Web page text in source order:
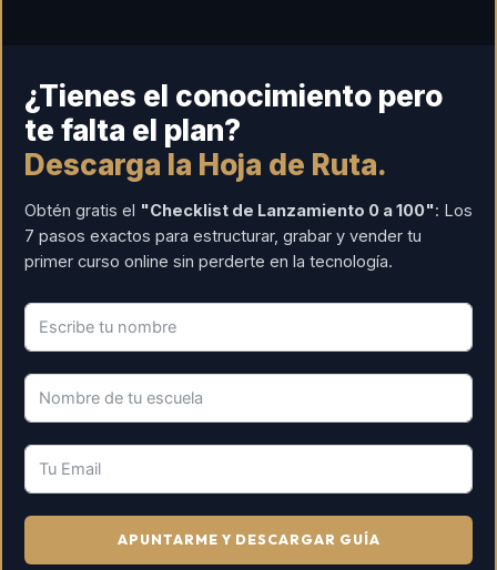
¿Tienes el conocimiento pero
te falta el plan?
Descarga la Hoja de Ruta.
Obtén gratis el "Checklist de Lanzamiento 0 a 100": Los
7 pasos exactos para estructurar, grabar y vender tu
primer curso online sin perderte en la tecnología.
APUNTARME Y DESCARGAR GUÍA